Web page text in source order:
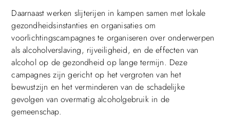
Daarnaast werken slijterijen in kampen samen met lokale
gezondheidsinstanties en organisaties om
voorlichtingscampagnes te organiseren over onderwerpen
als alcoholverslaving, rijveiligheid, en de effecten van
alcohol op de gezondheid op lange termijn. Deze
campagnes zijn gericht op het vergroten van het
bewustzijn en het verminderen van de schadelijke
gevolgen van overmatig alcoholgebruik in de
gemeenschap.